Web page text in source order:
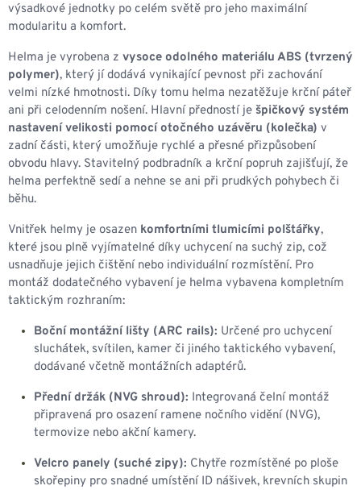
výsadkové jednotky po celém světě pro jeho maximální
modularitu a komfort.
Helma je vyrobena z vysoce odolného materiálu ABS (tvrzený
polymer), který jí dodává vynikající pevnost při zachování
velmi nízké hmotnosti. Díky tomu helma nezatěžuje krční páteř
ani při celodenním nošení. Hlavní předností je špičkový systém
nastavení velikosti pomocí otočného uzávěru (kolečka) v
zadní části, který umožňuje rychlé a přesné přizpůsobení
obvodu hlavy. Stavitelný podbradník a krční popruh zajišťují, že
helma perfektně sedí a nehne se ani při prudkých pohybech či
běhu.
Vnitřek helmy je osazen komfortními tlumicími polštářky,
které jsou plně vyjímatelné díky uchycení na suchý zip, což
usnadňuje jejich čištění nebo individuální rozmístění. Pro
montáž dodatečného vybavení je helma vybavena kompletním
taktickým rozhraním:
Boční montážní lišty (ARC rails): Určené pro uchycení
sluchátek, svítilen, kamer či jiného taktického vybavení,
dodávané včetně montážních adaptérů.
Přední držák (NVG shroud): Integrovaná čelní montáž
připravená pro osazení ramene nočního vidění (NVG),
termovize nebo akční kamery.
Velcro panely (suché zipy): Chytře rozmístěné po ploše
skořepiny pro snadné umístění ID nášivek, krevních skupin